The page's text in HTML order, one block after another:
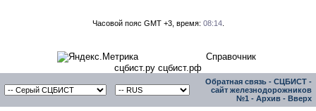
Часовой пояс GMT +3, время: 08:14.
Справочник
сцбист.ру сцбист.рф
Обратная связь - СЦБИСТ -
сайт железнодорожников
№1 - Архив - Вверх